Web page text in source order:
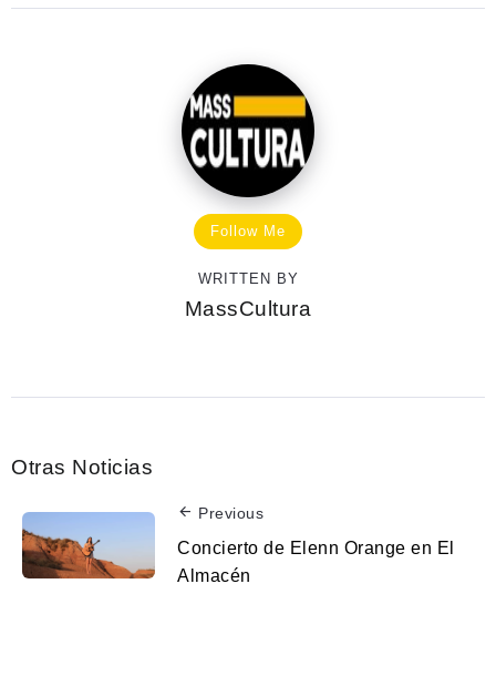
Follow Me
WRITTEN BY
MassCultura
Otras Noticias
Previous
Concierto de Elenn Orange en El
Almacén